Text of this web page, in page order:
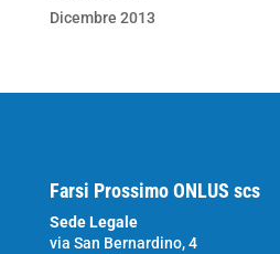
Dicembre 2013
Farsi Prossimo ONLUS scs
Sede Legale
via San Bernardino, 4